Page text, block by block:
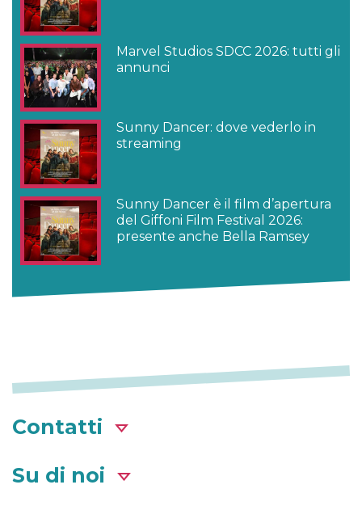
Marvel Studios SDCC 2026: tutti gli
annunci
Sunny Dancer: dove vederlo in
streaming
Sunny Dancer è il film d’apertura
del Giffoni Film Festival 2026:
presente anche Bella Ramsey
Contatti
Su di noi